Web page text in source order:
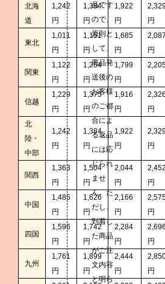
北海
道
1,242
円
1,384
円
1,922
円
円
東北
1,011
円
1,151
円
1,685
円
円
関東
1,122
円
1,264
円
1,799
円
円
信越
1,229
円
1,375
円
1,916
円
円
北
陸・
中部
1,242
円
1,384
円
1,922
円
円
関西
1,363
円
1,504
円
2,044
円
円
中国
1,485
円
1,626
円
2,166
円
円
四国
1,596
円
1,742
円
2,284
円
円
九州
1,761
円
1,899
円
2,444
円
円
品です
ので、
原則と
して、
商品発
送後の
お客様
のご都
合によ
る返品
には応
じられ
ませ
ん。た
だし、
到着し
た商品
がご注
文内容
と明ら